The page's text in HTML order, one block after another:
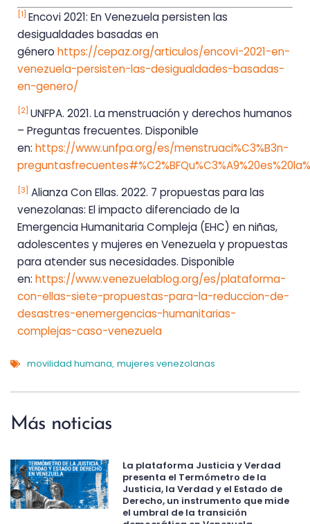
[1] Encovi 2021: En Venezuela persisten las
desigualdades basadas en
género https://cepaz.org/articulos/encovi-2021-en-
venezuela-persisten-las-desigualdades-basadas-
en-genero/
[2] UNFPA. 2021. La menstruación y derechos humanos
– Preguntas frecuentes. Disponible
en: https://www.unfpa.org/es/menstruaci%C3%B3n-
[3] Alianza Con Ellas. 2022. 7 propuestas para las
venezolanas: El impacto diferenciado de la
Emergencia Humanitaria Compleja (EHC) en niñas,
adolescentes y mujeres en Venezuela y propuestas
para atender sus necesidades. Disponible
en: https://www.venezuelablog.org/es/plataforma-
con-ellas-siete-propuestas-para-la-reduccion-de-
desastres-enemergencias-humanitarias-
complejas-caso-venezuela
movilidad humana, mujeres venezolanas
Más noticias
La plataforma Justicia y Verdad
presenta el Termómetro de la
Justicia, la Verdad y el Estado de
Derecho, un instrumento que mide
el umbral de la transición